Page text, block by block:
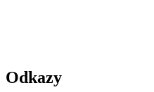
Odkazy